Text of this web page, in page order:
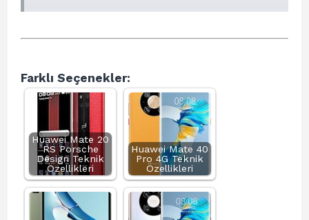
Farklı Seçenekler:
Huawei Mate 20
RS Porsche
Design Teknik
Özellikleri
Huawei Mate 40
Pro 4G Teknik
Özellikleri